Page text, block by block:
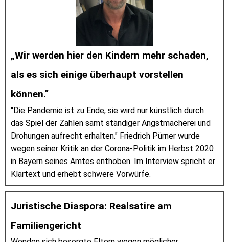
„Wir werden hier den Kindern mehr schaden,
als es sich einige überhaupt vorstellen
können.“
"Die Pandemie ist zu Ende, sie wird nur künstlich durch
das Spiel der Zahlen samt ständiger Angstmacherei und
Drohungen aufrecht erhalten." Friedrich Pürner wurde
wegen seiner Kritik an der Corona-Politik im Herbst 2020
in Bayern seines Amtes enthoben. Im Interview spricht er
Klartext und erhebt schwere Vorwürfe.
Juristische Diaspora: Realsatire am
Familiengericht